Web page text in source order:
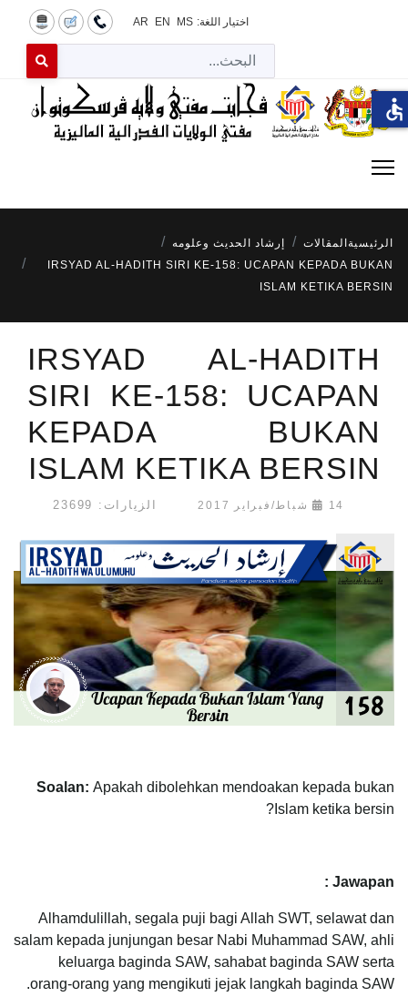
اختيار اللغة: MS
EN
AR
for results.
الرئيسية المقالات
إرشاد الحديث وعلومه
IRSYAD AL-HADITH SIRI KE-158: UCAPAN KEPADA BUKAN
ISLAM KETIKA BERSIN
IRSYAD AL-HADITH
SIRI KE-158: UCAPAN
KEPADA BUKAN
ISLAM KETIKA BERSIN
14 شباط/فبراير 2017 الزيارات: 23699
Soalan: Apakah dibolehkan mendoakan kepada bukan
Islam ketika bersin?
Jawapan :
Alhamdulillah, segala puji bagi Allah SWT, selawat dan
salam kepada junjungan besar Nabi Muhammad SAW, ahli
keluarga baginda SAW, sahabat baginda SAW serta
orang-orang yang mengikuti jejak langkah baginda SAW.
accessible